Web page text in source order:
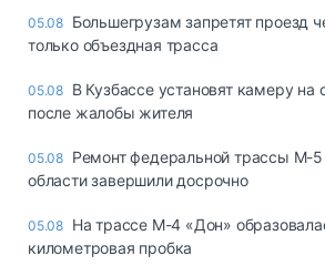
05.08 Большегрузам запретят проезд
только объездная трасса
05.08 В Кузбассе установят камеру на
после жалобы жителя
05.08 Ремонт федеральной трассы М-5
области завершили досрочно
05.08 На трассе М-4 «Дон»
километровая пробка